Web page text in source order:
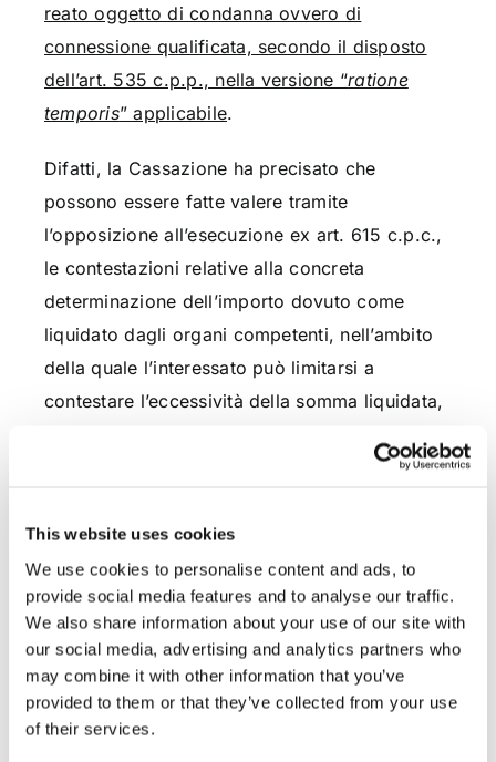
This website uses cookies
We use cookies to personalise content and ads, to
provide social media features and to analyse our traffic.
We also share information about your use of our site with
our social media, advertising and analytics partners who
may combine it with other information that you’ve
provided to them or that they’ve collected from your use
of their services.
reato oggetto di condanna ovvero di
connessione qualificata, secondo il disposto
dell’art. 535 c.p.p., nella versione “ratione
temporis” applicabile.
Difatti, la Cassazione ha precisato che
possono essere fatte valere tramite
l’opposizione all’esecuzione ex art. 615 c.p.c.,
le contestazioni relative alla concreta
determinazione dell’importo dovuto come
liquidato dagli organi competenti, nell’ambito
della quale l’interessato può limitarsi a
contestare l’eccessività della somma liquidata,
ragioni, essendo tenuto a dettagliare le proprie
specificazione, da parte dell’ente creditore
(ovvero dell’agente della riscossione), dei
presupposti e delle modalità della
autoliquidazione effettuata in via
amministrativa, nonché della documentazione
dell’attività svolta a tal fine dai funzionari
competenti, funzionale a mettere il giudice in